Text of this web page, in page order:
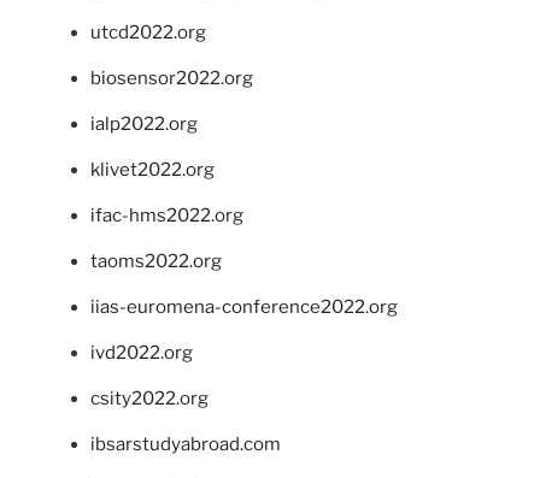
utcd2022.org
biosensor2022.org
ialp2022.org
klivet2022.org
ifac-hms2022.org
taoms2022.org
iias-euromena-conference2022.org
ivd2022.org
csity2022.org
ibsarstudyabroad.com